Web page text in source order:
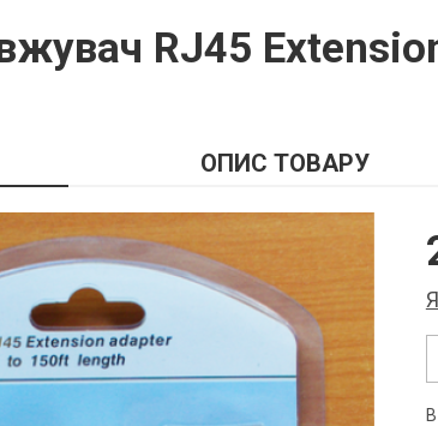
RJ45
ОПИС ТОВАРУ